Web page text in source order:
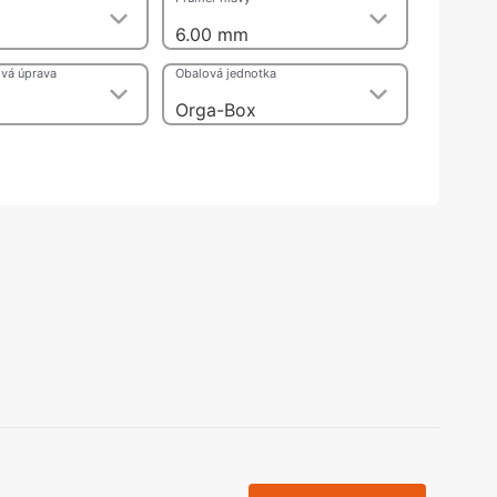
nohy, Nábytkové nohy a
nastavení
kování
kluzáky a kolečka
6.00 mm
úprava
Orga-Box
Obalová jednotka